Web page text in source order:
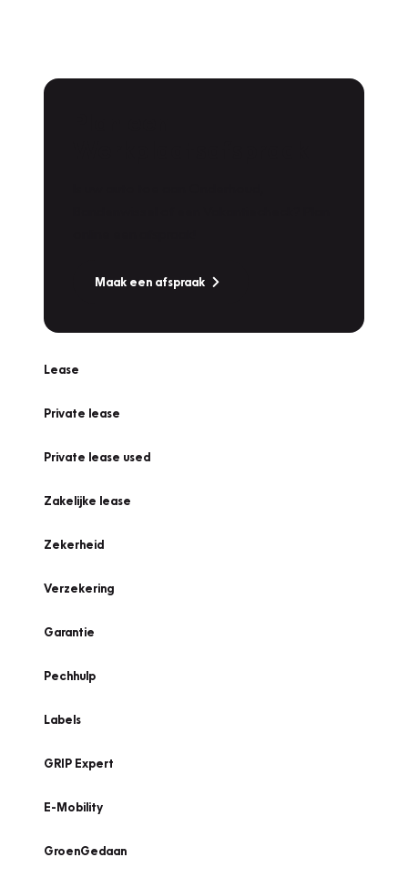
Maak een afspraak
Lease
Private lease
Private lease used
Zakelijke lease
Zekerheid
Verzekering
Garantie
Pechhulp
Labels
GRIP Expert
E-Mobility
GroenGedaan